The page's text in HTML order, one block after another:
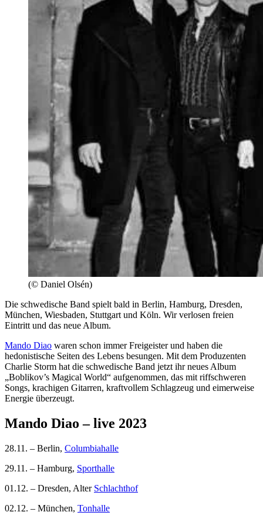
(© Daniel Olsén)
Die schwedische Band spielt bald in Berlin, Hamburg, Dresden,
München, Wiesbaden, Stuttgart und Köln. Wir verlosen freien
Eintritt und das neue Album.
Mando Diao waren schon immer Freigeister und haben die
hedonistische Seiten des Lebens besungen. Mit dem Produzenten
Charlie Storm hat die schwedische Band jetzt ihr neues Album
„Boblikov’s Magical World“ aufgenommen, das mit riffschweren
Songs, krachigen Gitarren, kraftvollem Schlagzeug und eimerweise
Energie überzeugt.
Mando Diao – live 2023
28.11. – Berlin, Columbiahalle
29.11. – Hamburg, Sporthalle
01.12. – Dresden, Alter Schlachthof
02.12. – München, Tonhalle